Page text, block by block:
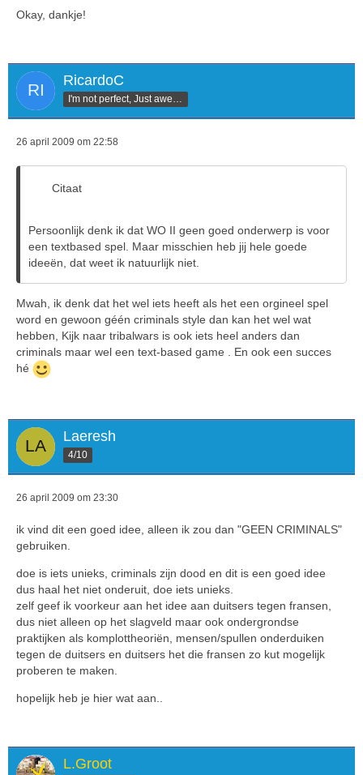
Okay, dankje!
RicardoC
26 april 2009 om 22:58
Citaat
Persoonlijk denk ik dat WO II geen goed onderwerp is voor
een textbased spel. Maar misschien heb jij hele goede
ideeën, dat weet ik natuurlijk niet.
Mwah, ik denk dat het wel iets heeft als het een orgineel spel
word en gewoon géén criminals style dan kan het wel wat
hebben, Kijk naar tribalwars is ook iets heel anders dan
criminals maar wel een text-based game . En ook een succes
hé
Laeresh
4/10
26 april 2009 om 23:30
ik vind dit een goed idee, alleen ik zou dan "GEEN CRIMINALS"
gebruiken.
doe is iets unieks, criminals zijn dood en dit is een goed idee
dus haal het niet onderuit, doe iets unieks.
zelf geef ik voorkeur aan het idee aan duitsers tegen fransen,
dus niet alleen op het slagveld maar ook ondergrondse
praktijken als komplottheoriën, mensen/spullen onderduiken
tegen de duitsers en duitsers het die fransen zo kut mogelijk
proberen te maken.
hopelijk heb je hier wat aan..
L.Groot